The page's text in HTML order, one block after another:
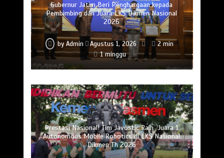
Gubernur Jatim Beri Penghargaan kepada
Pembimbing dan Juara LKS Dikmen Nasional
2026
by Admin Agustus 1, 2026
2 min
1 minggu
Prestasi Nasional! Tim Javostic Raih Juara 1
Autonomous Mobile Robotics di LKS Nasional
Dikmen Th 2026